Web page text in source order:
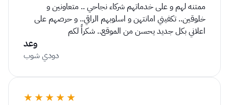
اعلاني بكل جديد يحسن من الموقع.. شكراً لكم
وعد
دودي شوب
★★★★★